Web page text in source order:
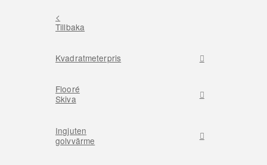
<
Tillbaka
Kvadratmeterpris
Flooré
Skiva
Ingjuten
golvvärme